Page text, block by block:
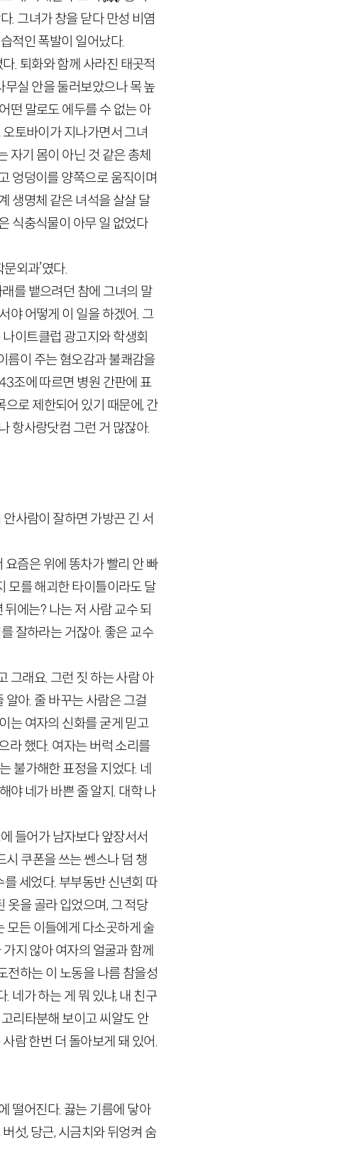
. 그녀가 창을 닫다 만성 비염
적인 폭발이 일어났다.
. 퇴화와 함께 사라진 태곳적
실 안을 둘러보았으나 목 높
떤 말로도 에두를 수 없는 아
토바이가 지나가면서 그녀
자기 몸이 아닌 것 같은 총체
엉덩이를 양쪽으로 움직이며
생명체 같은 녀석을 살살 달
식충식물이 아무 일 없었다
외과’였다.
를 뱉으려던 참에 그녀의 말
야 어떻게 이 일을 하겠어. 그
이트클럽 광고지와 학생회
름이 주는 혐오감과 불쾌감을
조에 따르면 병원 간판에 표
로 제한되어 있기 때문에, 간
항사랑닷컴 그런 거 많잖아.
사람이 잘하면 가방끈 긴 서
즘은 위에 똥차가 빨리 안 빠
모를 해괴한 타이틀이라도 달
에는? 나는 저 사람 교수 되
잘하라는 거잖아. 좋은 교수
그래요. 그런 짓 하는 사람 아
아. 줄 바꾸는 사람은 그걸
는 여자의 신화를 굳게 믿고
라 했다. 여자는 버럭 소리를
불가해한 표정을 지었다. 네
야 네가 바쁜 줄 알지. 대학 나
들어가 남자보다 앞장서서
시 쿠폰을 쓰는 쎈스나 덤 챙
세었다. 부부동반 신년회 따
옷을 골라 입었으며, 그 적당
모든 이들에게 다소곳하게 술
지 않아 여자의 얼굴과 함께
전하는 이 노동을 나름 참을성
네가 하는 게 뭐 있냐, 내 친구
리타분해 보이고 씨알도 안
람 한번 더 돌아보게 돼 있어.
떨어진다. 끓는 기름에 닿아
섯, 당근, 시금치와 뒤엉켜 숨